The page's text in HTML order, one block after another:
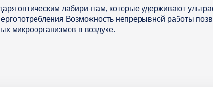
оптическим лабиринтам, которые удерживают
Возможность непрерывной работы
микроорганизмов в воздухе.